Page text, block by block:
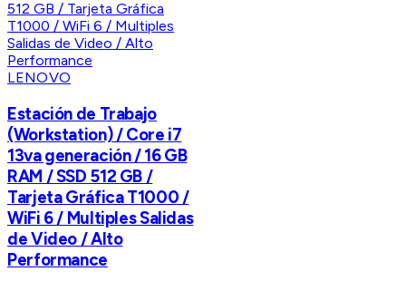
LENOVO
Estación de Trabajo
(Workstation) / Core i7
13va generación / 16 GB
RAM / SSD 512 GB /
Tarjeta Gráfica T1000 /
WiFi 6 / Multiples Salidas
de Video / Alto
Performance